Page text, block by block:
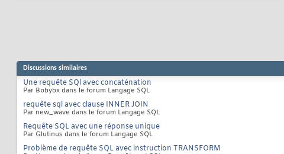
Discussions similaires
Une requête SQl avec concaténation
Par Bobybx dans le forum Langage SQL
requête sql avec clause INNER JOIN
Par new_wave dans le forum Langage SQL
Requête SQL avec une réponse unique
Par Glutinus dans le forum Langage SQL
Problème de requête SQL avec instruction TRANSFORM